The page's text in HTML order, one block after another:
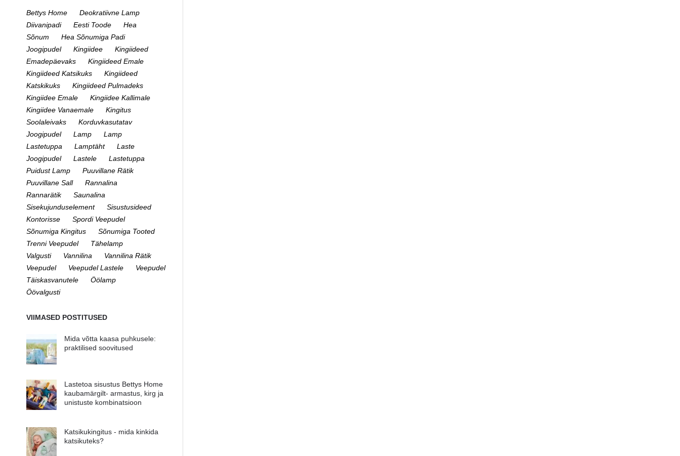
Bettys Home
Deokratiivne Lamp
Diivanipadi
Eesti Toode
Hea
Sõnum
Hea Sõnumiga Padi
Joogipudel
Kingiidee
Kingiideed
Emadepäevaks
Kingiideed Emale
Kingiideed Katsikuks
Kingiideed
Katskikuks
Kingiideed Pulmadeks
Kingiidee Emale
Kingiidee Kallimale
Kingiidee Vanaemale
Kingitus
Soolaleivaks
Korduvkasutatav
Joogipudel
Lamp
Lamp
Lastetuppa
Lamptäht
Laste
Joogipudel
Lastele
Lastetuppa
Puidust Lamp
Puuvillane Rätik
Puuvillane Sall
Rannalina
Rannarätik
Saunalina
Sisekujunduselement
Sisustusideed
Kontorisse
Spordi Veepudel
Sõnumiga Kingitus
Sõnumiga Tooted
Trenni Veepudel
Tähelamp
Valgusti
Vannilina
Vannilina Rätik
Veepudel
Veepudel Lastele
Veepudel
Täiskasvanutele
Öölamp
Öövalgusti
VIIMASED POSTITUSED
Mida võtta kaasa puhkusele:
praktilised soovitused
Lastetoa sisustus Bettys Home
kaubamärgilt- armastus, kirg ja
unistuste kombinatsioon
Katsikukingitus - mida kinkida
katsikuteks?